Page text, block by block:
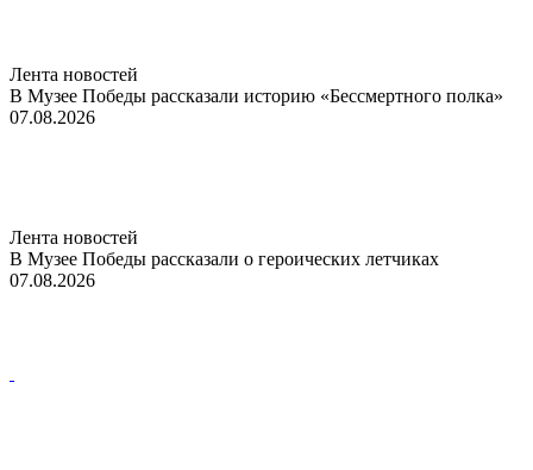
Лента новостей
В Музее Победы рассказали историю «Бессмертного полка»
07.08.2026
Лента новостей
В Музее Победы рассказали о героических летчиках
07.08.2026